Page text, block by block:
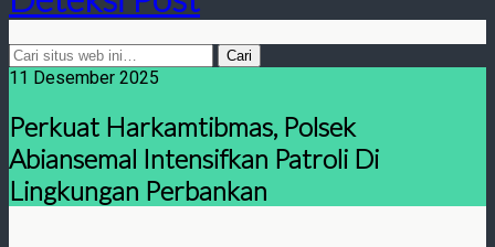
11 Desember 2025
Perkuat Harkamtibmas, Polsek
Abiansemal Intensifkan Patroli Di
Lingkungan Perbankan